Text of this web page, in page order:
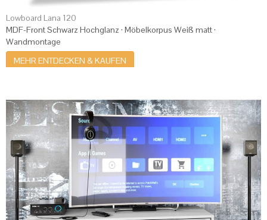
Lowboard Lana 120
MDF-Front Schwarz Hochglanz · Möbelkorpus Weiß matt ·
Wandmontage
MEHR ENTDECKEN & KAUFEN